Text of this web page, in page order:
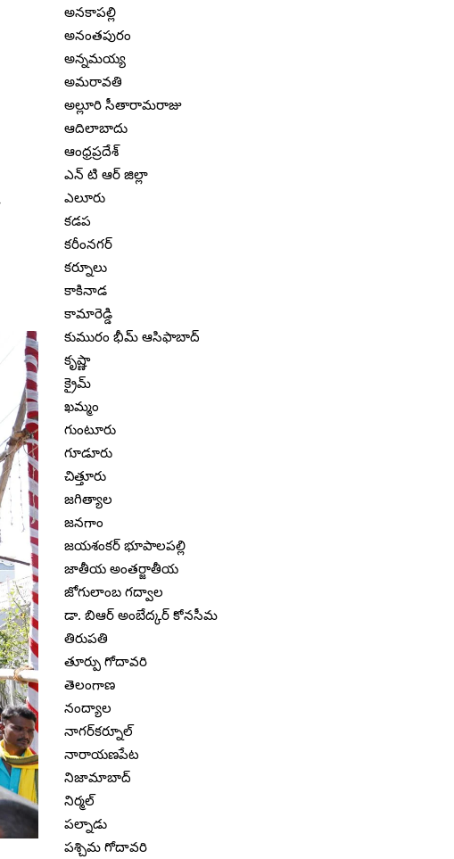
అనకాపల్లి
అనంతపురం
అన్నమయ్య
అమరావతి
అల్లూరి సీతారామరాజు
ఆదిలాబాదు
ఆంధ్రప్రదేశ్
ఎన్ టి ఆర్ జిల్లా
ఎలూరు
కడప
కరీంనగర్
కర్నూలు
కాకినాడ
కామారెడ్డి
కుమురం భీమ్ ఆసిఫాబాద్
కృష్ణా
క్రైమ్
ఖమ్మం
గుంటూరు
గూడూరు
చిత్తూరు
జగిత్యాల
జనగాం
జయశంకర్ భూపాలపల్లి
జాతీయ అంతర్జాతీయ
జోగులాంబ గద్వాల
డా. బిఆర్ అంబేద్కర్ కోనసీమ
తిరుపతి
తూర్పు గోదావరి
తెలంగాణ
నంద్యాల
నాగర్‌కర్నూల్
నారాయణపేట
నిజామాబాద్
నిర్మల్
పల్నాడు
పశ్చిమ గోదావరి